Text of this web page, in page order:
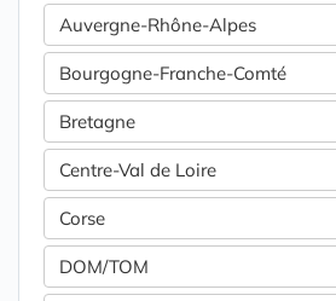
Auvergne-Rhône-Alpes
Bourgogne-Franche-Comté
Bretagne
Centre-Val de Loire
Corse
DOM/TOM